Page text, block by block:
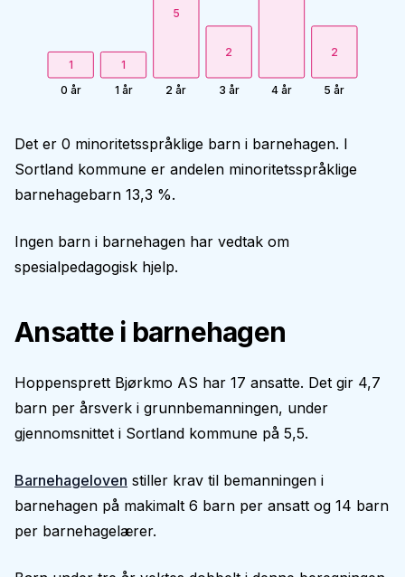
1
0 år
1
1 år
5
2 år
2
3 år 4 år
2
5 år
Det er 0 minoritetsspråklige barn i barnehagen. I
Sortland kommune er andelen minoritetsspråklige
barnehagebarn 13,3 %.
Ingen barn i barnehagen har vedtak om
spesialpedagogisk hjelp.
Ansatte i barnehagen
Hoppensprett Bjørkmo AS har 17 ansatte. Det gir 4,7
barn per årsverk i grunnbemanningen, under
gjennomsnittet i Sortland kommune på 5,5.
Barnehageloven stiller krav til bemanningen i
barnehagen på makimalt 6 barn per ansatt og 14 barn
per barnehagelærer.